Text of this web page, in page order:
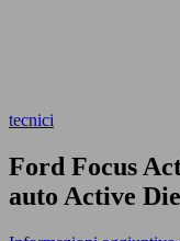
tecnici
Ford Focus
auto Active